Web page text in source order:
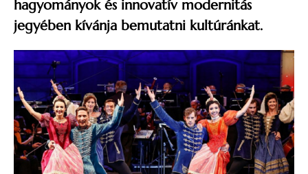
hagyományok és innovatív modernitás
jegyében kívánja bemutatni kultúránkat.